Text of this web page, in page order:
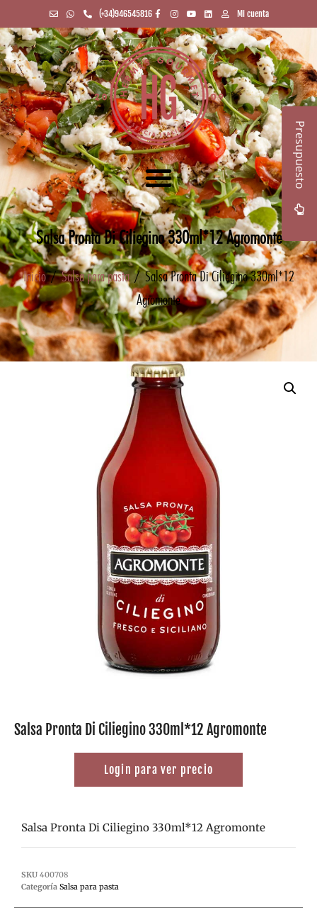
(+34)946545816 Mi cuenta
Salsa Pronta Di Ciliegino 330ml*12 Agromonte
Inicio/Salsa para pasta/ Salsa Pronta Di Ciliegino 330ml*12
Agromonte
Salsa Pronta Di Ciliegino 330ml*12 Agromonte
Login para ver precio
Salsa Pronta Di Ciliegino 330ml*12 Agromonte
SKU 400708
Categoría Salsa para pasta
Presupuesto